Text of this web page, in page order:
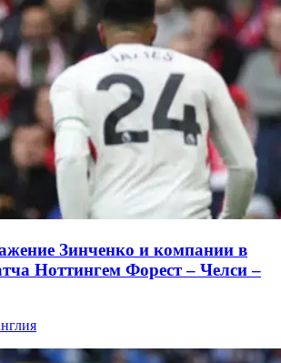
Зинченко и компании в
Ноттингем Форест – Челси –